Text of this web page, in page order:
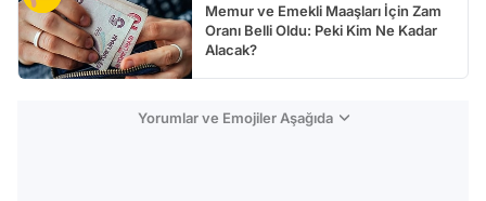
Memur ve Emekli Maaşları İçin Zam
Oranı Belli Oldu: Peki Kim Ne Kadar
Alacak?
Yorumlar ve Emojiler Aşağıda